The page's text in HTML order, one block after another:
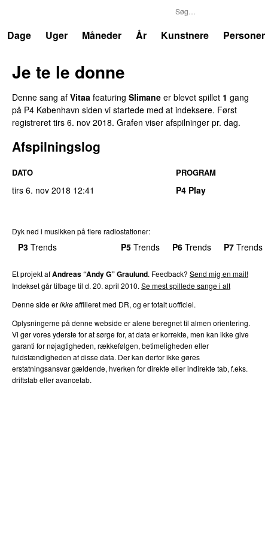
Dage
Uger Måneder År Kunstnere Personer
Je te le donne
Denne sang af Vitaa featuring Slimane er blevet spillet 1 gang
på P4 København siden vi startede med at indeksere. Først
registreret tirs 6. nov 2018. Grafen viser afspilninger pr. dag.
Afspilningslog
DATO PROGRAM
tirs 6. nov 2018 12:41 P4 Play
Dyk ned i musikken på flere radiostationer:
P3 Trends P5 Trends P6 Trends P7 Trends
Et projekt afAndreas “Andy G” Graulund. Feedback? Send mig en mail!
Indekset går tilbage til d. 20. april 2010. Se mest spillede sange i alt
Denne side erikkeaffilieret med DR, og er totalt uofficiel.
Oplysningerne på denne webside er alene beregnet til almen orientering.
Vi gør vores yderste for at sørge for, at data er korrekte, men kan ikke give
garanti for nøjagtigheden, rækkefølgen, betimeligheden eller
fuldstændigheden af disse data. Der kan derfor ikke gøres
erstatningsansvar gældende, hverken for direkte eller indirekte tab, f.eks.
driftstab eller avancetab.